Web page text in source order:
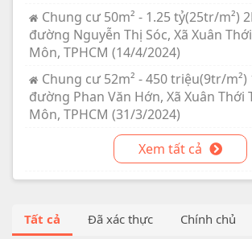
Chung cư 50m² - 1.25 tỷ(25tr/m²)
đường Nguyễn Thị Sóc, Xã Xuân
Môn, TPHCM (14/4/2024)
Chung cư 52m² - 450 triệu(9tr/m²)
đường Phan Văn Hớn, Xã Xuân Thới
Môn, TPHCM (31/3/2024)
Xem tất cả
Tất cả Đã xác thực Chính chủ